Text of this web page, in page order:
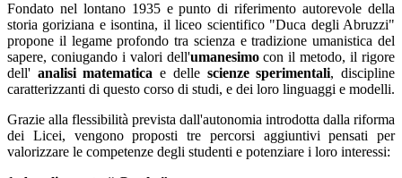
Fondato nel lontano 1935 e punto di riferimento autorevole della
storia goriziana e isontina, il liceo scientifico "Duca degli Abruzzi"
propone il legame profondo tra scienza e tradizione umanistica del
sapere, coniugando i valori dell'umanesimocon il metodo, il rigore
dell' analisi matematica e delle scienze sperimentali, discipline
caratterizzanti di questo corso di studi, e dei loro linguaggi e modelli.
Grazie alla flessibilità prevista dall'autonomia introdotta dalla riforma
dei Licei, vengono proposti tre percorsi aggiuntivi pensati per
valorizzare le competenze degli studenti e potenziare i loro interessi: